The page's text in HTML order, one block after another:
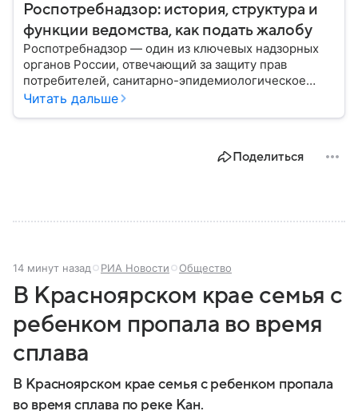
Роспотребнадзор: история, структура и
функции ведомства, как подать жалобу
Роспотребнадзор — один из ключевых надзорных
органов России, отвечающий за защиту прав
потребителей, санитарно-эпидемиологическое
благополучие населения и контроль соблюдения
Читать дальше
Поделиться
14 минут назад РИА Новости Общество
В Красноярском крае семья с
ребенком пропала во время
сплава
В Красноярском крае семья с ребенком пропала
во время сплава по реке Кан.